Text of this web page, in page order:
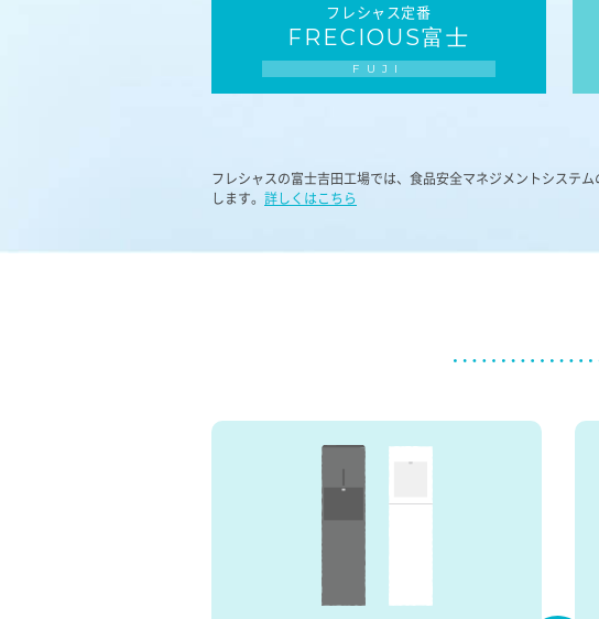
フレシャス定番
FRECIOUS富士
FUJI
フレシャスの富士吉田工場では、食品安全マネジメントシステ
します。 詳しくはこちら